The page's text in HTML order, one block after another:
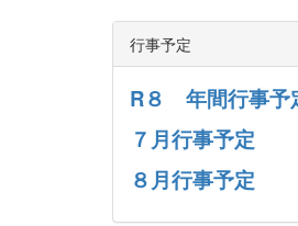
行事予定
R８ 年間行事予
７月行事予定
８月行事予定